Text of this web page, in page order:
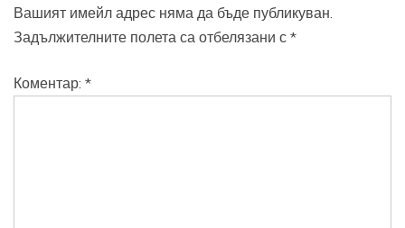
Вашият имейл адрес няма да бъде публикуван.
Задължителните полета са отбелязани с *
Коментар: *